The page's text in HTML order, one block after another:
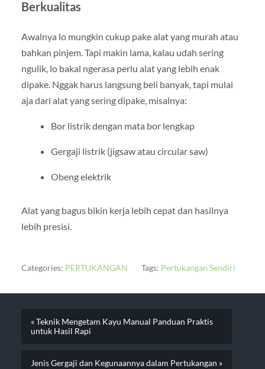
Berkualitas
Awalnya lo mungkin cukup pake alat yang murah atau
bahkan pinjem. Tapi makin lama, kalau udah sering
ngulik, lo bakal ngerasa perlu alat yang lebih enak
dipake. Nggak harus langsung beli banyak, tapi mulai
aja dari alat yang sering dipake, misalnya:
Bor listrik dengan mata bor lengkap
Gergaji listrik (jigsaw atau circular saw)
Obeng elektrik
Alat yang bagus bikin kerja lebih cepat dan hasilnya
lebih presisi.
Categories: PERTUKANGAN Tags: Pertukangan Sendiri
« Teknik Mengetam Kayu Manual Panduan Praktis
untuk Hasil Rapi
Jenis Gergaji dan Kegunaannya dalam Pertukangan »